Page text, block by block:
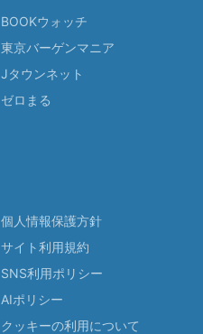
BOOKウォッチ
東京バーゲンマニア
Jタウンネット
ゼロまる
個人情報保護方針
サイト利用規約
SNS利用ポリシー
AIポリシー
クッキーの利用について